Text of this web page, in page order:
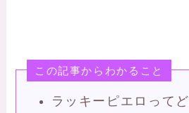
この記事からわかること
ラッキーピエロって